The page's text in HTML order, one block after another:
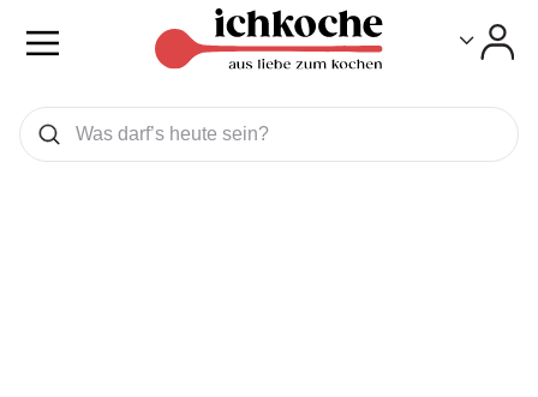
Was wollen Sie suchen
Suchen